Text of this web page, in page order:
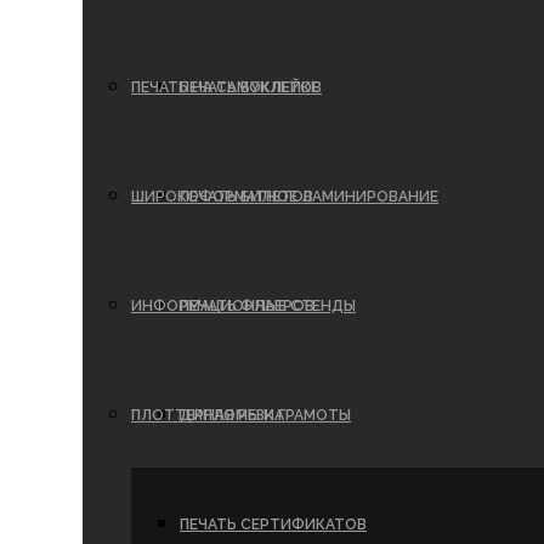
ПЕЧАТЬ БУКЛЕТОВ
ПЕЧАТЬ БИЛЕТОВ
ПЕЧАТЬ ФЛАЕРОВ
ДИПЛОМЫ И ГРАМОТЫ
ПЕЧАТЬ СЕРТИФИКАТОВ
ПЕЧАТЬ НА САМОКЛЕЙКЕ
ШИРОКОФОРМАТНОЕ ЛАМИНИРОВАНИЕ
ИНФОРМАЦИОННЫЕ СТЕНДЫ
ПЛОТТЕРНАЯ РЕЗКА